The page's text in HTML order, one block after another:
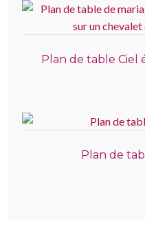
Plan de table Ciel
Plan de